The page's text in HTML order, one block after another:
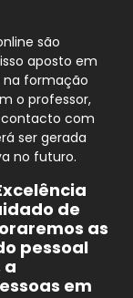
são
aposto em
na formação
o professor,
com
ser gerada
no futuro.
de
as
pessoal
a
em